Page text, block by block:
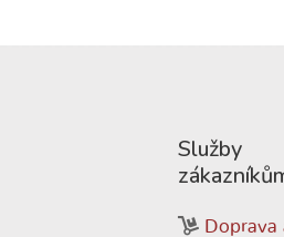
Služby
Doprava